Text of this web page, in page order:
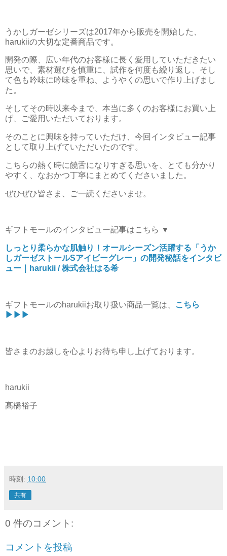
うかしガーゼシリーズは2017年から販売を開始した、
harukiiの大切な定番商品です。
開発の際、広い年代のお客様に長く愛用していただきたい
思いで、素材選びを慎重に、試作を何度も繰り返し、そし
て色も吟味に吟味を重ね、ようやくの思いで作り上げまし
た。
そしてその時以来今まで、本当に多くのお客様にお買い上
げ、ご愛用いただいております。
そのことに興味を持っていただけ、今回インタビュー記事
として取り上げていただいたのです。
こちらの熱く時に饒舌になりすぎる思いを、とても分かり
やすく、なおかつ丁寧にまとめてくださいました。
ぜひぜひ皆さま、ご一読くださいませ。
ギフトモールのインタビュー記事はこちら ▼
しっとり柔らかな肌触り！オールシーズン活躍する「うか
しガーゼストールSアイビーグレー」の開発秘話をインタビ
ュー｜harukii / 株式会社はる希
ギフトモールのharukiiお取り扱い商品一覧は、
こちら
▶▶▶
皆さまのお越しを心よりお待ち申し上げております。
harukii
髙橋裕子
時刻: 10:00
共有
0 件のコメント:
コメントを投稿